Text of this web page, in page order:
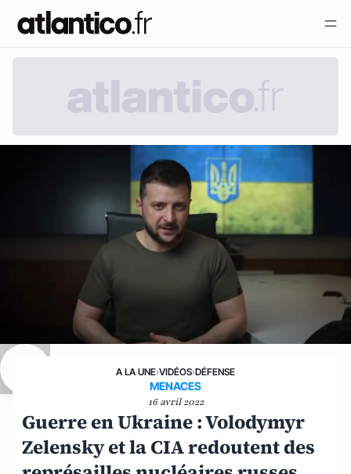
A LA UNE›VIDÉOS›DÉFENSE
MENACES
16 avril 2022
Guerre en Ukraine : Volodymyr
Zelensky et la CIA redoutent des